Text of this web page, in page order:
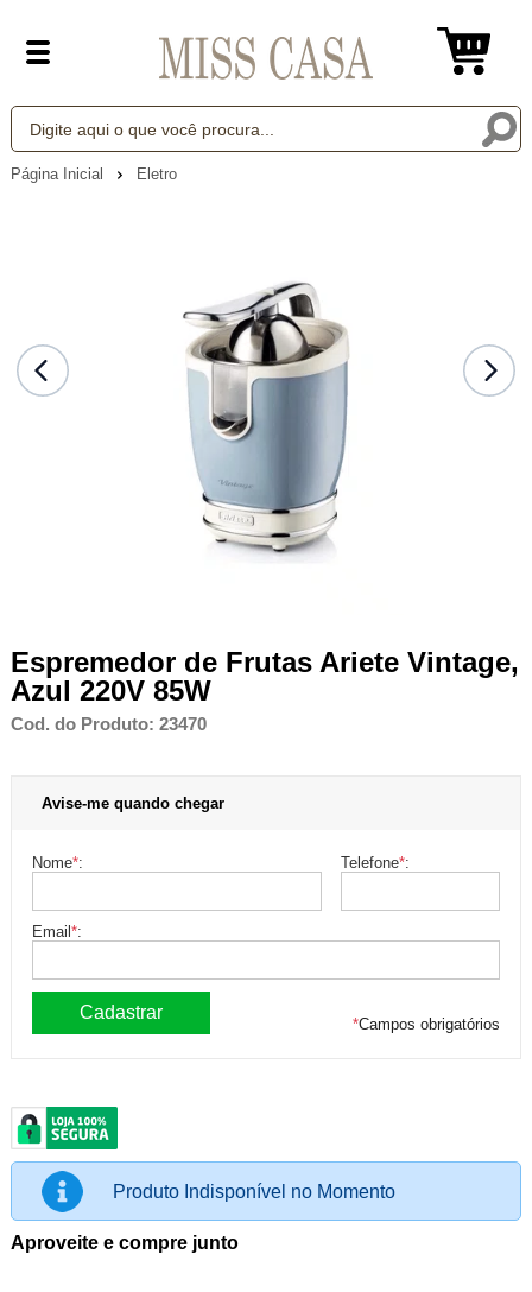
Página Inicial Eletro
Espremedor de Frutas Ariete Vintage,
Azul 220V 85W
Cod. do Produto: 23470
Avise-me quando chegar
Nome*: Telefone*:
Email*:
*Campos obrigatórios
Produto Indisponível no Momento
Aproveite e compre junto